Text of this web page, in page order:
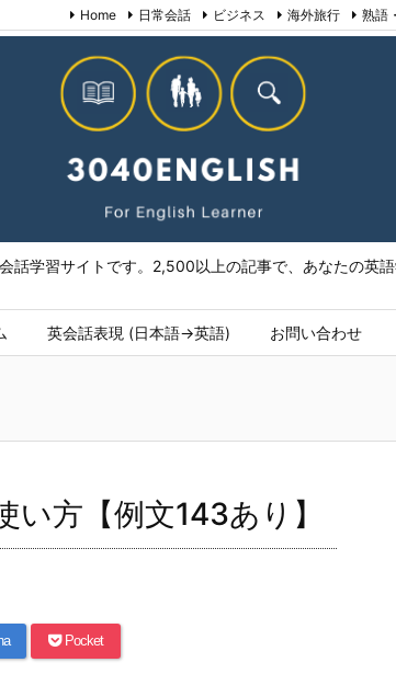
話学習サイトです。2,500以上の記事で、あなたの英
英会話表現 (日本語→英語) お問い合わせ
Home 日常会話 ビジネス 海外旅行 熟語
方【例文143あり】
Pocket